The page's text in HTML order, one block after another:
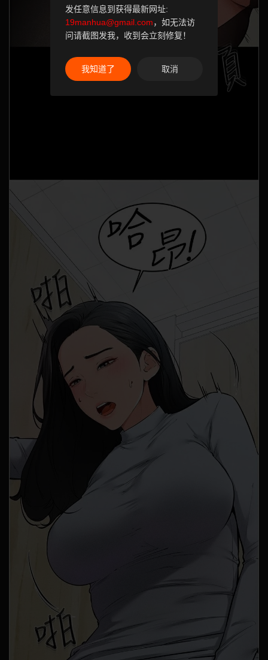
发任意信息到获得最新网址:
19manhua@gmail.com，如无法访
问请截图发我，收到会立刻修复！
我知道了 取消